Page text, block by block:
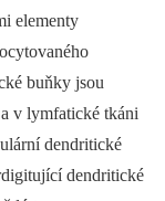
elementy
buňky jsou
v lymfatické tkáni
dendritické
dendritické